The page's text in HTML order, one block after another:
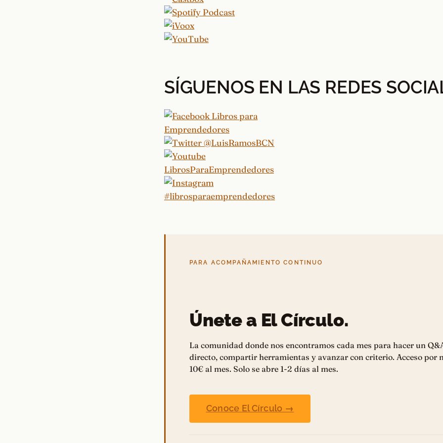
SÍGUENOS EN LAS REDES
PARA ACOMPAÑAMIENTO CONTINUO
Únete a El Círculo.
La comunidad donde nos encontramos cada mes para hacer un
directo, compartir herramientas y avanzar con criterio. Acceso por
10€ al mes. Solo se abre 1-2 días al mes.
Conoce El Círculo →